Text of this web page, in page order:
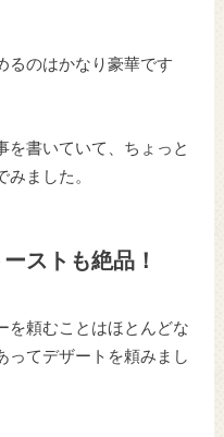
るのはかなり豪華です
を書いていて、ちょっと
ました。
ストも絶品！
を頼むことはほとんどな
ってデザートを頼みまし